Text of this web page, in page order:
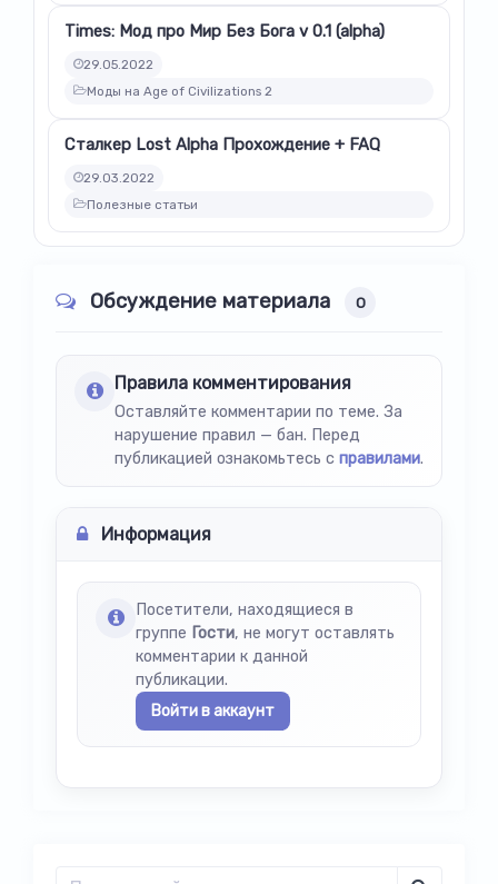
Times: Мод про Мир Без Бога v 0.1 (alpha)
29.05.2022
Моды на Age of Civilizations 2
Сталкер Lost Alpha Прохождение + FAQ
29.03.2022
Полезные статьи
Обсуждение материала 0
Правила комментирования
Оставляйте комментарии по теме. За
нарушение правил — бан. Перед
публикацией ознакомьтесь с правилами.
Информация
Посетители, находящиеся в
группе Гости, не могут оставлять
комментарии к данной
публикации.
Войти в аккаунт